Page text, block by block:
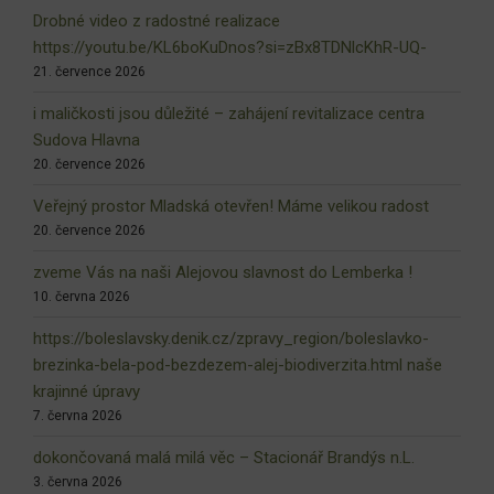
Drobné video z radostné realizace
https://youtu.be/KL6boKuDnos?si=zBx8TDNlcKhR-UQ-
21. července 2026
i maličkosti jsou důležité – zahájení revitalizace centra
Sudova Hlavna
20. července 2026
Veřejný prostor Mladská otevřen! Máme velikou radost
20. července 2026
zveme Vás na naši Alejovou slavnost do Lemberka !
10. června 2026
https://boleslavsky.denik.cz/zpravy_region/boleslavko-
brezinka-bela-pod-bezdezem-alej-biodiverzita.html naše
krajinné úpravy
7. června 2026
dokončovaná malá milá věc – Stacionář Brandýs n.L.
3. června 2026